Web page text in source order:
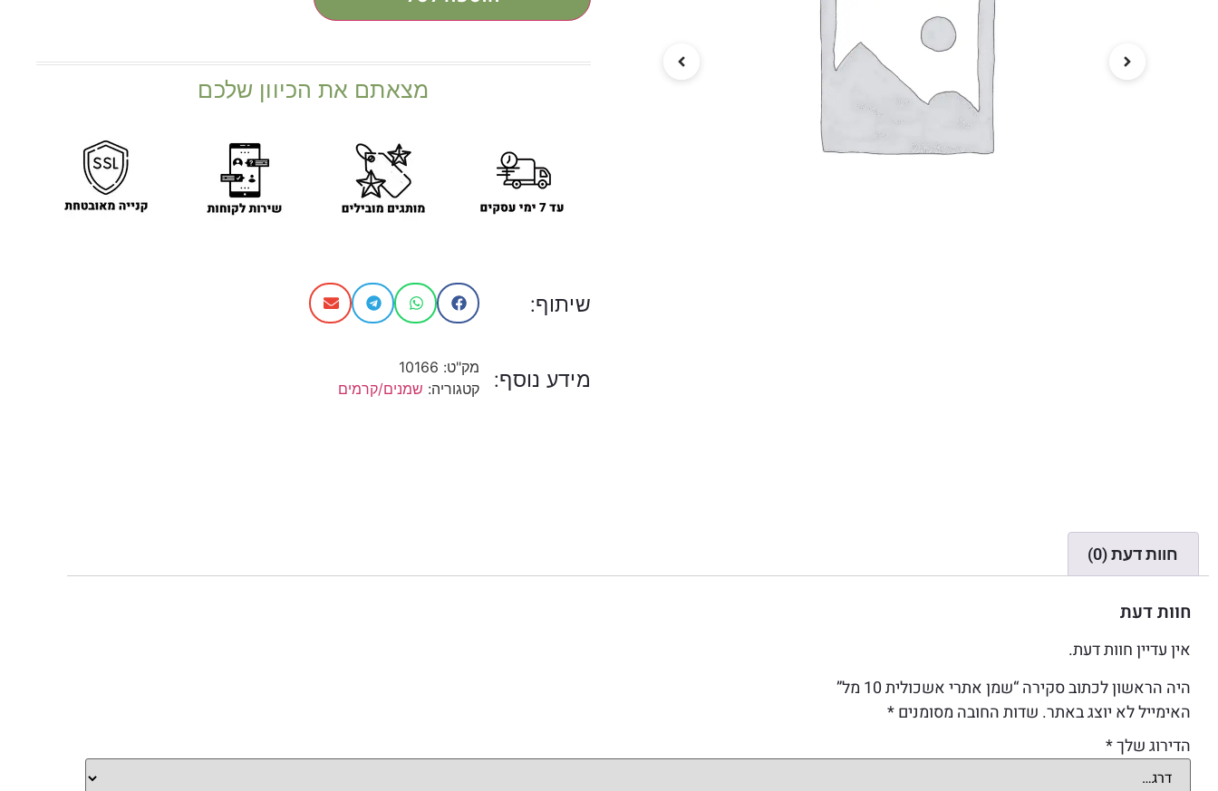
מצאתם את הכיוון שלכם
שיתוף:
מידע נוסף:
מק"ט: 10166
קטגוריה: שמנים/קרמים
חוות דעת (0)
חוות דעת
אין עדיין חוות דעת.
היה הראשון לכתוב סקירה “שמן אתרי אשכולית 10 מל”
האימייל לא יוצג באתר. שדות החובה מסומנים*
הדירוג שלך*